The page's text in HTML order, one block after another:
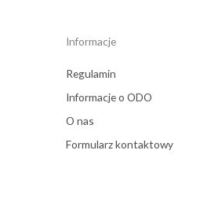
Informacje
Regulamin
Informacje o ODO
O nas
Formularz kontaktowy